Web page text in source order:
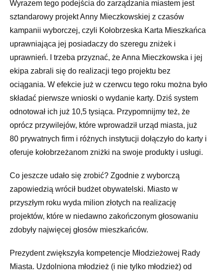
Wyrazem tego podejścia do zarządzania miastem jest
sztandarowy projekt Anny Mieczkowskiej z czasów
kampanii wyborczej, czyli Kołobrzeska Karta Mieszkańca
uprawniająca jej posiadaczy do szeregu zniżek i
uprawnień. I trzeba przyznać, że Anna Mieczkowska i jej
ekipa zabrali się do realizacji tego projektu bez
ociągania. W efekcie już w czerwcu tego roku można było
składać pierwsze wnioski o wydanie karty. Dziś system
odnotował ich już 10,5 tysiąca. Przypomnijmy też, że
oprócz przywilejów, które wprowadził urząd miasta, już
80 prywatnych firm i różnych instytucji dołączyło do karty i
oferuje kołobrzeżanom zniżki na swoje produkty i usługi.
Co jeszcze udało się zrobić? Zgodnie z wyborczą
zapowiedzią wrócił budżet obywatelski. Miasto w
przyszłym roku wyda milion złotych na realizację
projektów, które w niedawno zakończonym głosowaniu
zdobyły najwięcej głosów mieszkańców.
Prezydent zwiększyła kompetencje Młodzieżowej Rady
Miasta. Uzdolniona młodzież (i nie tylko młodzież) od